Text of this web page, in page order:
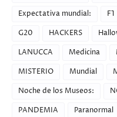
Expectativa mundial:
F1
G20
HACKERS
LANUCCA
Medicina
MISTERIO
Mundial
Noche de los Museos:
PANDEMIA
Paranormal